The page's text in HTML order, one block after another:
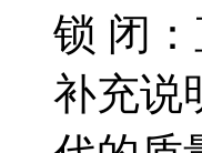
锁 闭
补充说